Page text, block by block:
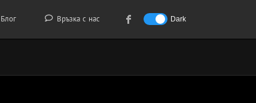
Блог Връзка с нас Dark